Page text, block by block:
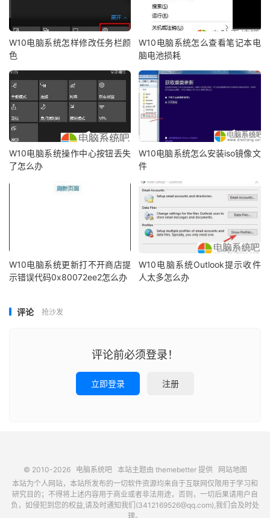
W10电脑系统怎样修改任务栏颜
色
W10电脑系统怎么查看笔记本电
脑电池损耗
W10电脑系统操作中心按钮丢失
了怎么办
W10电脑系统怎么安装iso镜像文
件
W10电脑系统更新打不开商店提
示错误代码0x80072ee2怎么办
W10电脑系统Outlook提示收件
人太多怎么办
评论 抢沙发
评论前必须登录！
立即登录 注册
© 2010-2026 电脑系统吧本站主题由 themebetter提供
网站地图
本站为个人网站，本站所发布的一切软件资源均来自于互联网仅限用于学习和
研究目的；不得将上述内容用于商业或者非法用途，否则，一切后果请用户自
负，如侵犯到您的权益,请及时通知我们(3412169526@qq.com),我们会及时处
理。